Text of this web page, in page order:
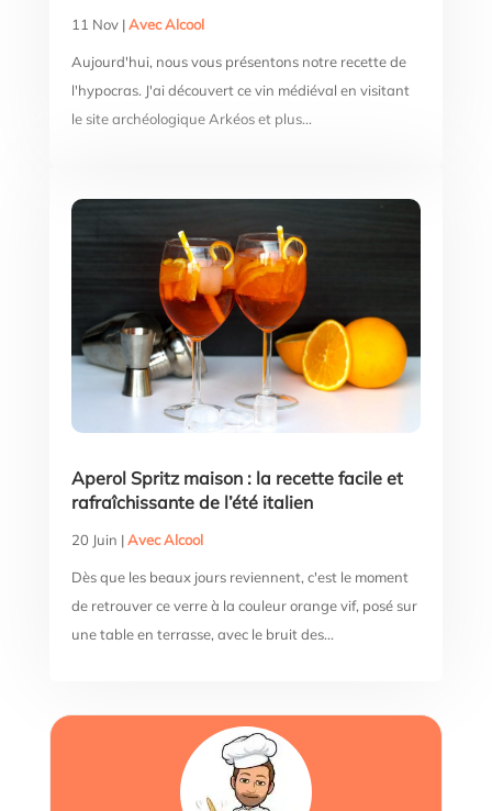
11 Nov|Avec Alcool
Aujourd'hui, nous vous présentons notre recette de
l'hypocras. J'ai découvert ce vin médiéval en visitant
le site archéologique Arkéos et plus...
Aperol Spritz maison : la recette facile et
rafraîchissante de l’été italien
20 Juin |Avec Alcool
Dès que les beaux jours reviennent, c'est le moment
de retrouver ce verre à la couleur orange vif, posé sur
une table en terrasse, avec le bruit des...